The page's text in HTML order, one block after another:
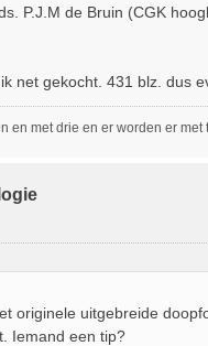
P.J.M de Bruin (CGK
net gekocht. 431 blz. dus
en met drie en er worden er
originele uitgebreide
Iemand een tip?